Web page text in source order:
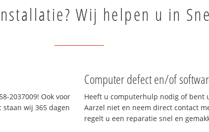
Wij helpen u in
2037009! Ook voor
wij 365 dagen
Computer defect en/of
Heeft u computerhulp nodig of bent
Aarzel niet en neem direct contact
regelt u een reparatie snel en